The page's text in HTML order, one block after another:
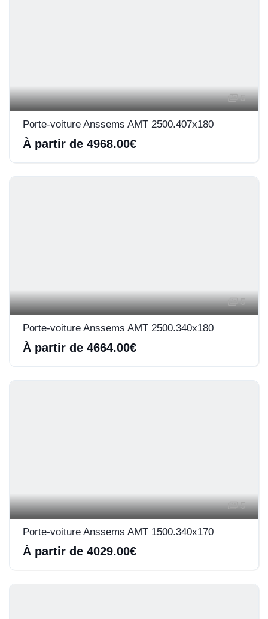
5
Porte-voiture Anssems AMT 2500.407x180
À partir de 4968.00€
5
Porte-voiture Anssems AMT 2500.340x180
À partir de 4664.00€
5
Porte-voiture Anssems AMT 1500.340x170
À partir de 4029.00€